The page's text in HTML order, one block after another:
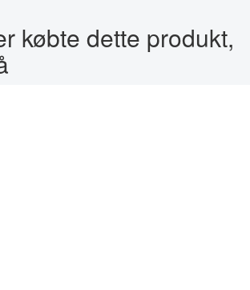
købte dette produkt,